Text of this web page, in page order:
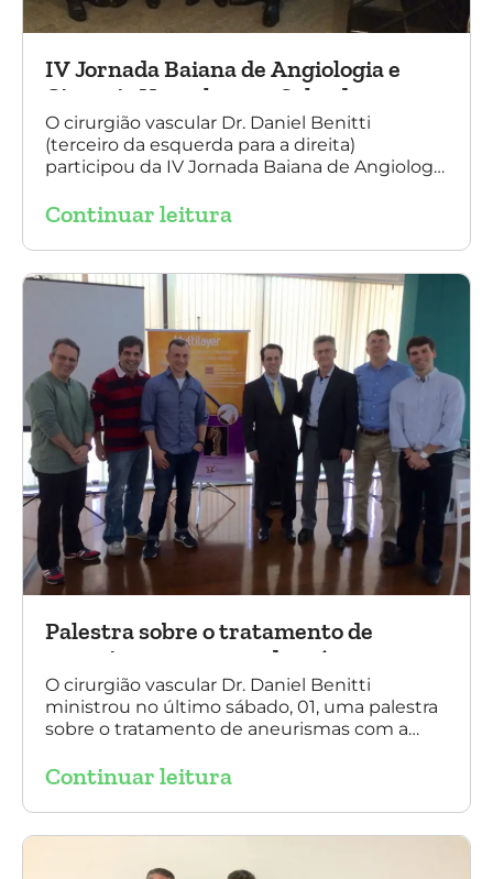
IV Jornada Baiana de Angiologia e
Cirurgia Vascular, em Salvador
O cirurgião vascular Dr. Daniel Benitti
(terceiro da esquerda para a direita)
participou da IV Jornada Baiana de Angiologia
29 de outubro. Na foto também está
SBACV (Sociedade Brasileira de Angiologia e
de Cirurgia Vascular) Bahia.
Continuar leitura
Palestra sobre o tratamento de
aneurismas com a endoprótese
multilayer, em Porto Alegre
O cirurgião vascular Dr. Daniel Benitti
ministrou no último sábado, 01, uma palestra
sobre o tratamento de aneurismas com a
foto, Dr. Daniel Benitti (ao centro) com os
Angiologia e Cirurgia Vascular do Rio Grande
do Sul.
Continuar leitura